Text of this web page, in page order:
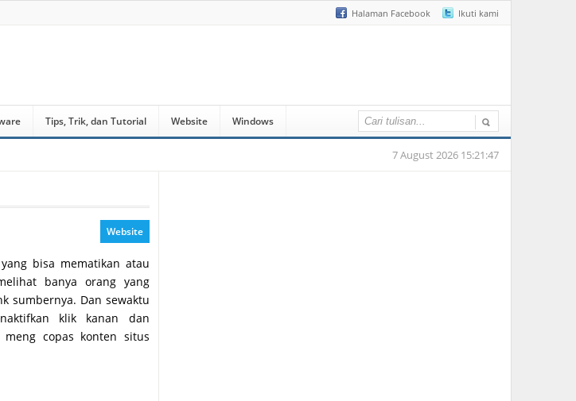
Halaman Facebook Ikuti kami
Tips, Trik, dan Tutorial Website Windows
7 August 2026 15:21:47
Website
bisa mematikan atau
banya orang yang
sumbernya. Dan sewaktu
klik kanan dan
copas konten situs